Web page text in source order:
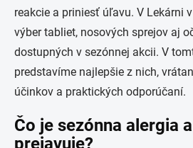
reakcie a priniesť úľavu. V Lekárni
výber tabliet, nosových sprejov aj
dostupných v sezónnej akcii. V
predstavíme najlepšie z nich,
účinkov a praktických odporúčaní.
Čo je sezónna alergia
prejavuje?